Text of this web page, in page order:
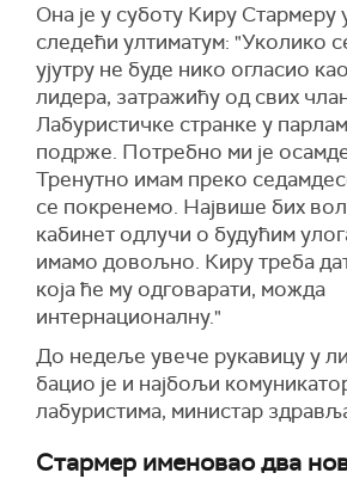
Она је у суботу Киру Стармеру
следећи ултиматум: "Уколико
ујутру не буде нико огласио
лидера, затражићу од свих
Лабуристичке странке у
подрже. Потребно ми је
Тренутно имам преко
се покренемо. Највише бих
кабинет одлучи о будућим
имамо довољно. Киру треба
која ће му одговарати, можда
интернационалну."
До недеље увече рукавицу у
бацио је и најбољи
лабуристима, министар
Стармер именовао два